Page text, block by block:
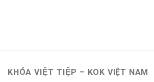
KHÓA VIỆT TIỆP – KOK VIỆT NAM